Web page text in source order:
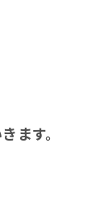
ます。